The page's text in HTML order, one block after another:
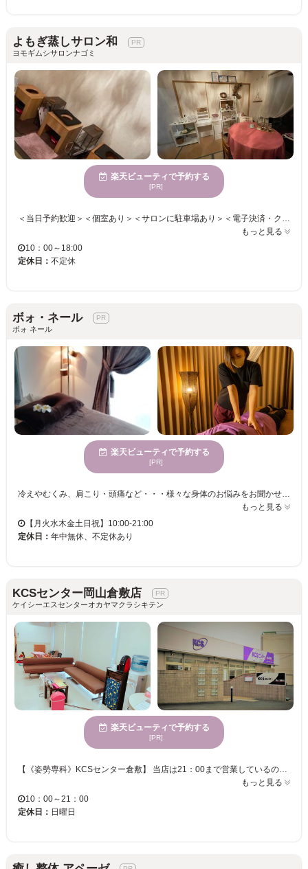
よもぎ蒸しサロン和
ヨモギムシサロンナゴミ
楽天ビューティで予約する
[PR]
もっと見る
10：00～18:00
定休日： 不定休
ボォ・ネール
ボォ ネール
楽天ビューティで予約する
[PR]
もっと見る
【月火水木金土日祝】10:00-21:00
定休日： 年中無休、不定休あり
KCSセンター岡山倉敷店
ケイシーエスセンターオカヤマクラシキテン
楽天ビューティで予約する
[PR]
【《姿勢専科》KCSセンター倉敷】 当店は21：00まで営業しているので、お仕事帰りの遅い方はもちろん、お出掛けついでなどにもご利用頂けます♪駐車場も完備しているのでお車での来店もOKです♪店内は、解放感のあるアットホームなプライベート空間なので、初めての方も気軽にご来店頂けます☆また、キッズスペースもご用意していますのでお子様も一緒にご来店いただけます♪ ◎女性スタッフ在籍◎マンツーマンで対応させていただきます！お客様ひとり一人の身体の状態に合わせて施術をご提案いたしますので、どこへ行っても良くならなかった・・・というお悩みをお持ちの方は、ぜひ一度当店の施術をお試し下さい！！身体の歪みを一緒に改善していきましょう♪ ご来店お待ちしております♪
もっと見る
10：00～21：00
定休日： 日曜日